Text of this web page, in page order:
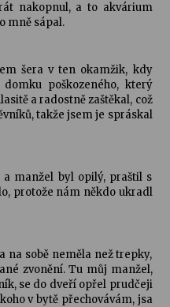
nakopnul, a to akvárium
mně sápal.
šera v ten okamžik, kdy
poškozeného, který
a radostně zaštěkal, což
takže jsem je spráskal
manžel byl opilý, praštil s
protože nám někdo ukradl
na sobě neměla než trepky,
zvonění. Tu můj manžel,
se do dveří opřel prudčeji
v bytě přechovávám, jsa